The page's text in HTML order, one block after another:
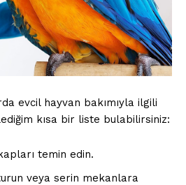
evcil hayvan bakımıyla ilgili
kısa bir liste bulabilirsiniz:
temin edin.
veya serin mekanlara